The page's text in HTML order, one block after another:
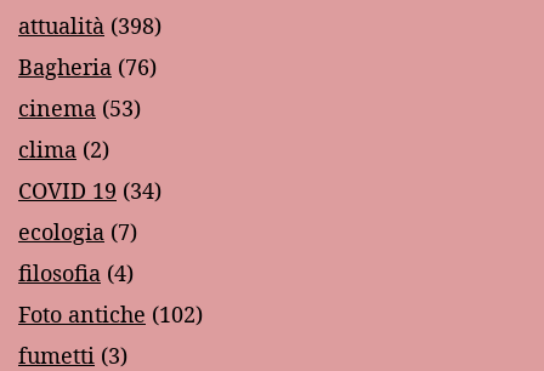
attualità (398)
Bagheria (76)
cinema (53)
clima (2)
COVID 19 (34)
ecologia (7)
filosofia (4)
Foto antiche (102)
fumetti (3)